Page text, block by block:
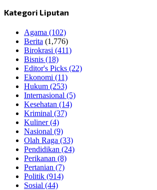
Kategori Liputan
Agama (102)
Berita (1,776)
Birokrasi (411)
Bisnis (18)
Editor's Picks (22)
Ekonomi (11)
Hukum (253)
Internasional (5)
Kesehatan (14)
Kriminal (37)
Kuliner(4)
Nasional (9)
Olah Raga (33)
Pendidikan (24)
Perikanan (8)
Pertanian (7)
Politik (914)
Sosial (44)